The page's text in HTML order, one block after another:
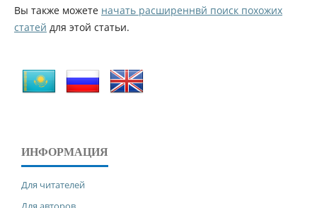
Вы также можете начать расширеннвй поиск похожих
статей для этой статьи.
ИНФОРМАЦИЯ
Для читателей